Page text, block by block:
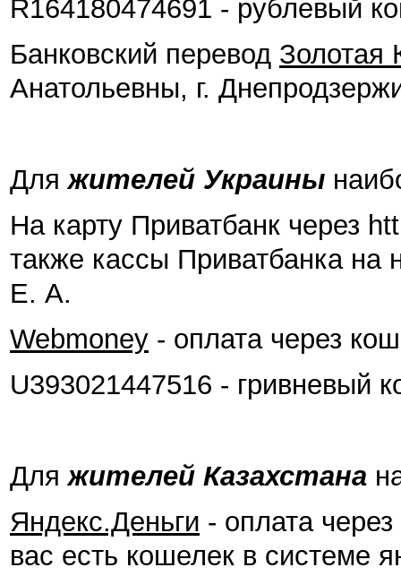
R164180474691 - рублевый
Банковский перевод Золотая
Анатольевны, г.
Дляжителей Украины
На карту Приватбанк через
также кассы Приватбанка на
Е. А.
Webmoney - оплата через
U393021447516 - гривневый
Дляжителей Казахстана
Яндекс.Деньги - оплата
вас есть кошелек в системе